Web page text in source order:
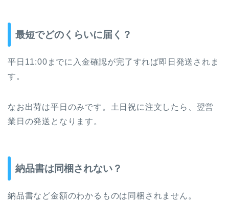
最短でどのくらいに届く？
平日11:00までに入金確認が完了すれば即日発送されま
す。
なお出荷は平日のみです。土日祝に注文したら、翌営
業日の発送となります。
納品書は同梱されない？
納品書など金額のわかるものは同梱されません。